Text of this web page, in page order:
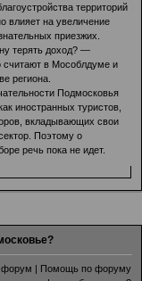
территорий
влияет на увеличение
приезжих.
терять доход? —
считают в Мособлдуме и
региона.
Подмосковья
иностранных туристов,
вкладывающих свои
Поэтому о
речь пока не идет.
форум | Помощь по форуму